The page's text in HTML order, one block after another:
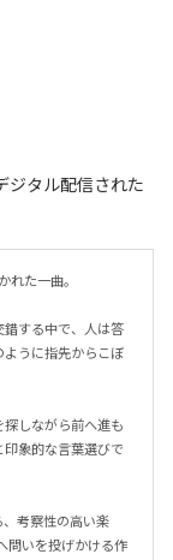
ジタル配信された
れた一曲。
する中で、人は答
ように指先からこぼ
しながら前へ進も
象的な言葉選びで
考察性の高い楽
問いを投げかける作